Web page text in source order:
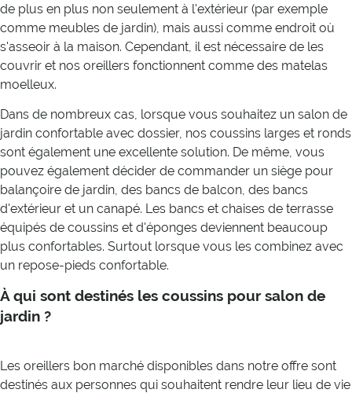
de plus en plus non seulement à l'extérieur (par exemple
comme meubles de jardin), mais aussi comme endroit où
s'asseoir à la maison. Cependant, il est nécessaire de les
couvrir et nos oreillers fonctionnent comme des matelas
moelleux.
Dans de nombreux cas, lorsque vous souhaitez un salon de
jardin confortable avec dossier, nos coussins larges et ronds
sont également une excellente solution. De même, vous
pouvez également décider de commander un siège pour
balançoire de jardin, des bancs de balcon, des bancs
d'extérieur et un canapé. Les bancs et chaises de terrasse
équipés de coussins et d'éponges deviennent beaucoup
plus confortables. Surtout lorsque vous les combinez avec
un repose-pieds confortable.
À qui sont destinés les coussins pour salon de
jardin ?
Les oreillers bon marché disponibles dans notre offre sont
destinés aux personnes qui souhaitent rendre leur lieu de vie